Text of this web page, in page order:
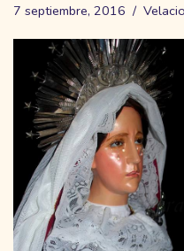
7 septiembre, 2016